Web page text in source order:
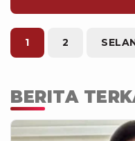
1 2
BERITA